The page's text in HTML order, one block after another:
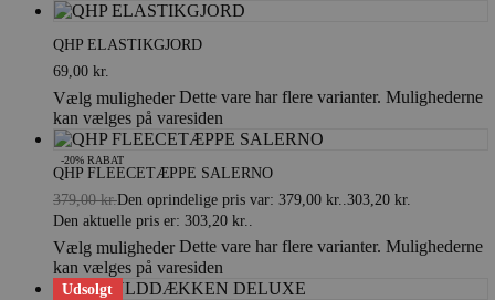
QHP ELASTIKGJORD
69,00 kr.
Vælg muligheder Dette vare har flere varianter. Mulighederne
kan vælges på varesiden
-20% RABAT
QHP FLEECETÆPPE SALERNO
379,00kr.Den oprindelige pris var: 379,00 kr..303,20 kr.
Den aktuelle pris er: 303,20 kr..
Vælg muligheder Dette vare har flere varianter. Mulighederne
kan vælges på varesiden
Udsolgt